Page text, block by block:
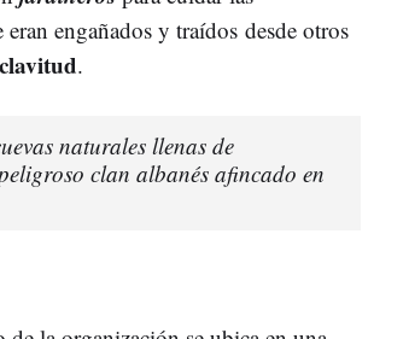
engañados y traídos desde otros
.
naturales llenas de
clan albanés afincado en